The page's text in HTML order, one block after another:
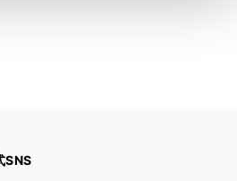
SNS